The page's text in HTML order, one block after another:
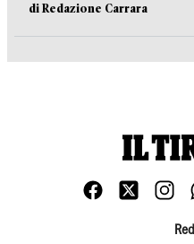
di Redazione Carrara